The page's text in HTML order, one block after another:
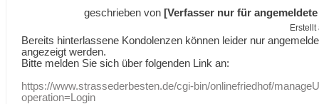
geschrieben von [Verfasser nur für
Erstellt
Bereits hinterlassene Kondolenzen können leider nur
angezeigt werden.
Bitte melden Sie sich über folgenden Link an:
https://www.strassederbesten.de/cgi-bin/onlinefriedhof/
operation=Login